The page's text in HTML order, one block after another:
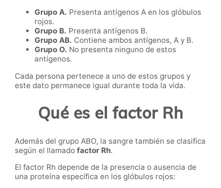
Grupo A. Presenta antígenos A en los glóbulos
rojos.
Grupo B. Presenta antígenos B.
Grupo AB. Contiene ambos antígenos, A y B.
Grupo O. No presenta ninguno de estos
antígenos.
Cada persona pertenece a uno de estos grupos y
este dato permanece igual durante toda la vida.
Qué es el factor Rh
Además del grupo ABO, la sangre también se clasifica
según el llamado factor Rh.
El factor Rh depende de la presencia o ausencia de
una proteína específica en los glóbulos rojos: